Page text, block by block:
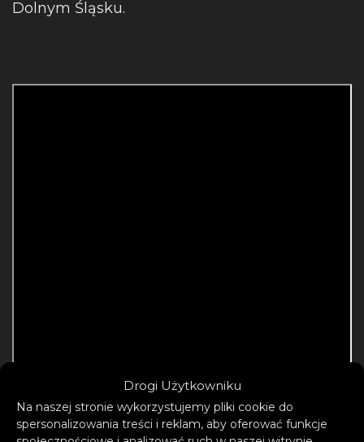
Drogi Użytkowniku
Na naszej stronie wykorzystujemy pliki cookie do
spersonalizowania treści i reklam, aby oferować funkcje
Dolnym Śląsku.